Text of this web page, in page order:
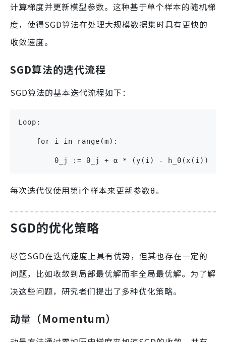
计算梯度并更新模型参数。这种基于单个样本的随机梯
度，使得SGD算法在处理大规模数据集时具有更快的
收敛速度。
SGD算法的迭代流程
SGD算法的基本迭代流程如下：
Loop:
    for i in range(m):
θ_j := θ_j + α * (y(i) - h_θ(x(i))) *
每次迭代仅使用第i个样本来更新参数θ。
SGD的优化策略
尽管SGD在迭代速度上具有优势，但其也存在一定的
问题，比如收敛到局部最优解而非全局最优解。为了解
决这些问题，研究者们提出了多种优化策略。
动量（Momentum）